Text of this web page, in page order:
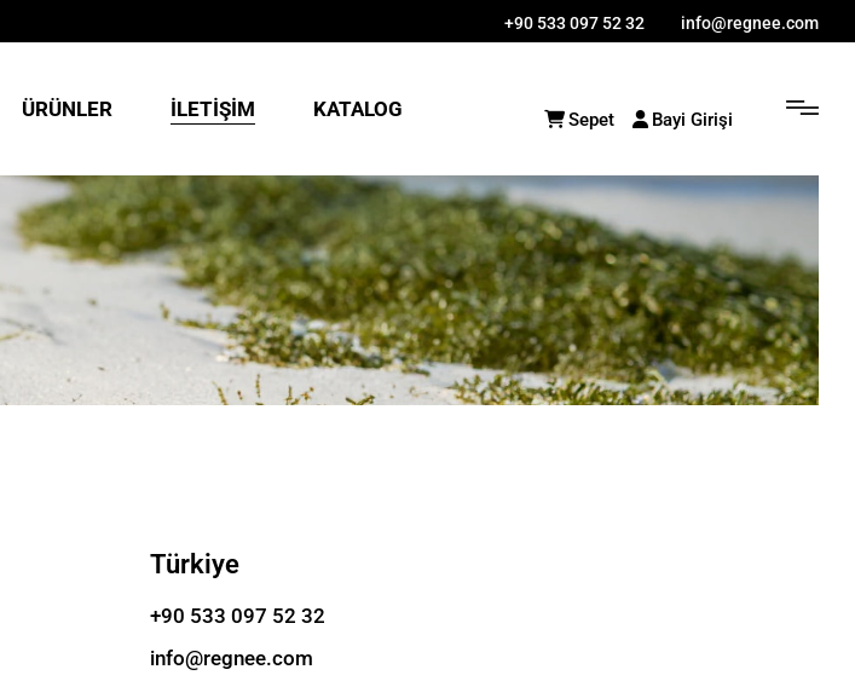
+90 533 097 52 32 info@regnee.com
ÜRÜNLER İLETIŞIM KATALOG Sepet Bayi Girişi
Türkiye
+90 533 097 52 32
info@regnee.com